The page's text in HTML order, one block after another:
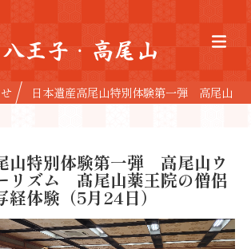
王子・高尾山
日本遺産高尾山特別体験第一弾 高尾山ウ
山特別体験第一弾 高尾山ウ
リズム 髙尾山薬王院の僧侶
経体験（5月24日）